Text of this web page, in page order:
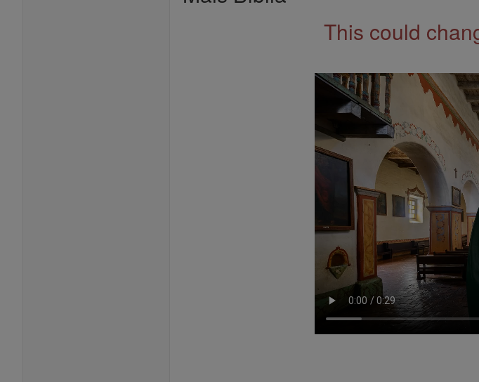
This could